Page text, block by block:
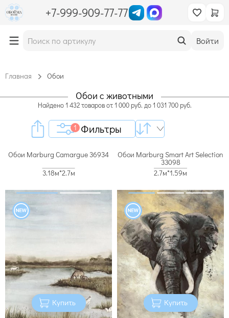
+7-999-909-77-77
Войти
Главная Обои
Обои с животными
Найдено 1 432 товаров от 1 000 руб. до 1 031 700 руб.
Фильтры
1
Обои Marburg Camargue 36934
3.18м*2.7м
Купить
Обои Marburg Smart Art Selection
33098
2.7м*1.59м
Купить